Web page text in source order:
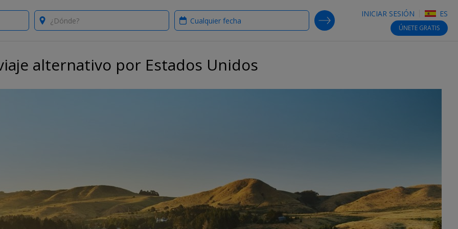
INICIAR SESIÓN ES
ÚNETE GRATIS
Where? When?
SEARCH DEALS
alternativo por Estados Unidos